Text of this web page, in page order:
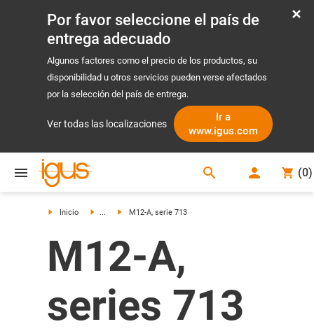
Por favor seleccione el país de
entrega adecuado
Algunos factores como el precio de los productos, su
disponibilidad u otros servicios pueden verse afectados
por la selección del país de entrega.
Ver todas las localizaciones
Ir a
www.igus.com
search (0)
Inicio ... M12-A, serie 713
M12-A,
series 713